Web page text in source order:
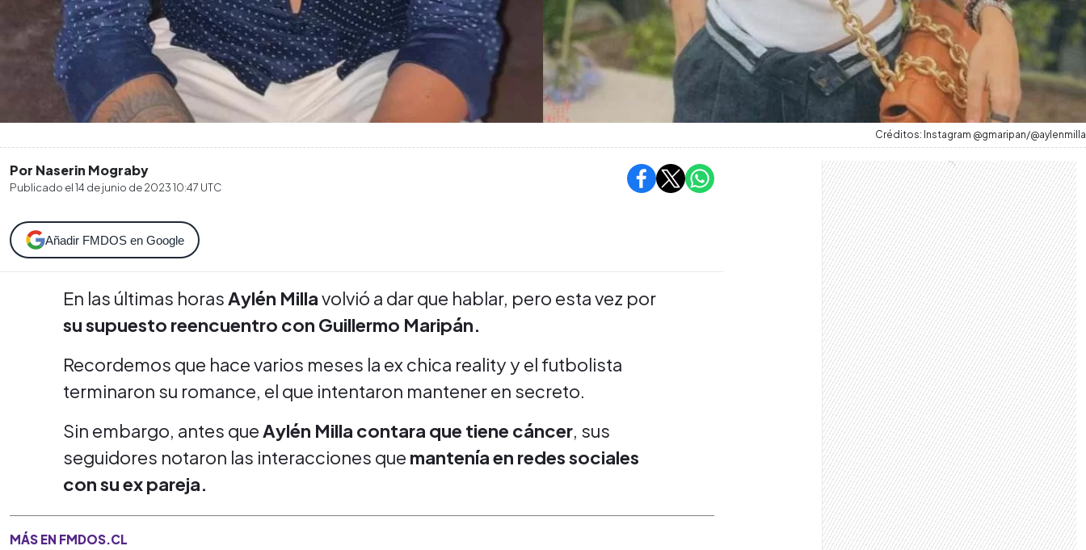
Créditos: Instagram @gmaripan/@aylenmilla
Por Naserin Mograby
Publicado el14 de junio de 2023 10:47 UTC
Añadir FMDOS en Google
En las últimas horasAylén Millavolvió a dar que hablar, pero esta vez por
su supuesto reencuentro con Guillermo Maripán.
Recordemos que hace varios meses la ex chica reality y el futbolista
terminaron su romance, el que intentaron mantener en secreto.
Sin embargo, antes queAylén Milla contara que tiene cáncer, sus
seguidores notaron las interacciones que mantenía en redes sociales
con su ex pareja.
MÁS EN FMDOS.CL